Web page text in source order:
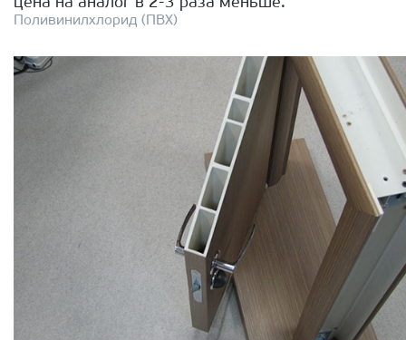
Поливинилхлорид (ПВХ)